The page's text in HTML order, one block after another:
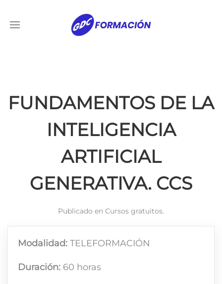
FUNDAMENTOS DE LA
INTELIGENCIA
ARTIFICIAL
GENERATIVA. CCS
Publicado en Cursos gratuitos.
Modalidad: TELEFORMACIÓN
Duración: 60 horas